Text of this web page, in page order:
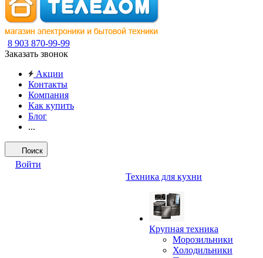
8 903 870-99-99
Заказать звонок
Акции
Контакты
Компания
Как купить
Блог
...
Поиск
Войти
Техника для кухни
Крупная техника
Морозильники
Холодильники